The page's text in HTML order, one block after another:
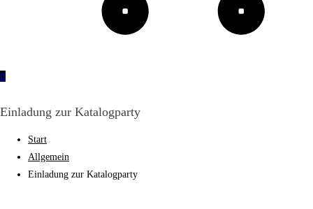
0
Einladung zur Katalogparty
Start
Allgemein
Einladung zur Katalogparty